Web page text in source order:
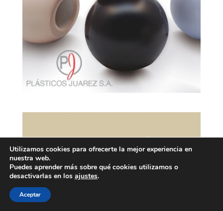
Utilizamos cookies para ofrecerte la mejor experiencia en
nuestra web.
Puedes aprender más sobre qué cookies utilizamos o
desactivarlas en los ajustes.
Aceptar